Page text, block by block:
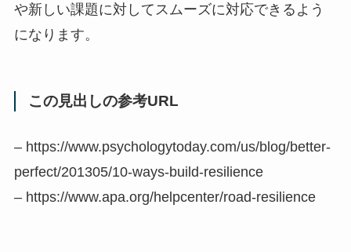
や新しい課題に対してスムーズに対応できるよう
になります。
この見出しの参考URL
– https://www.psychologytoday.com/us/blog/better-
perfect/201305/10-ways-build-resilience
– https://www.apa.org/helpcenter/road-resilience